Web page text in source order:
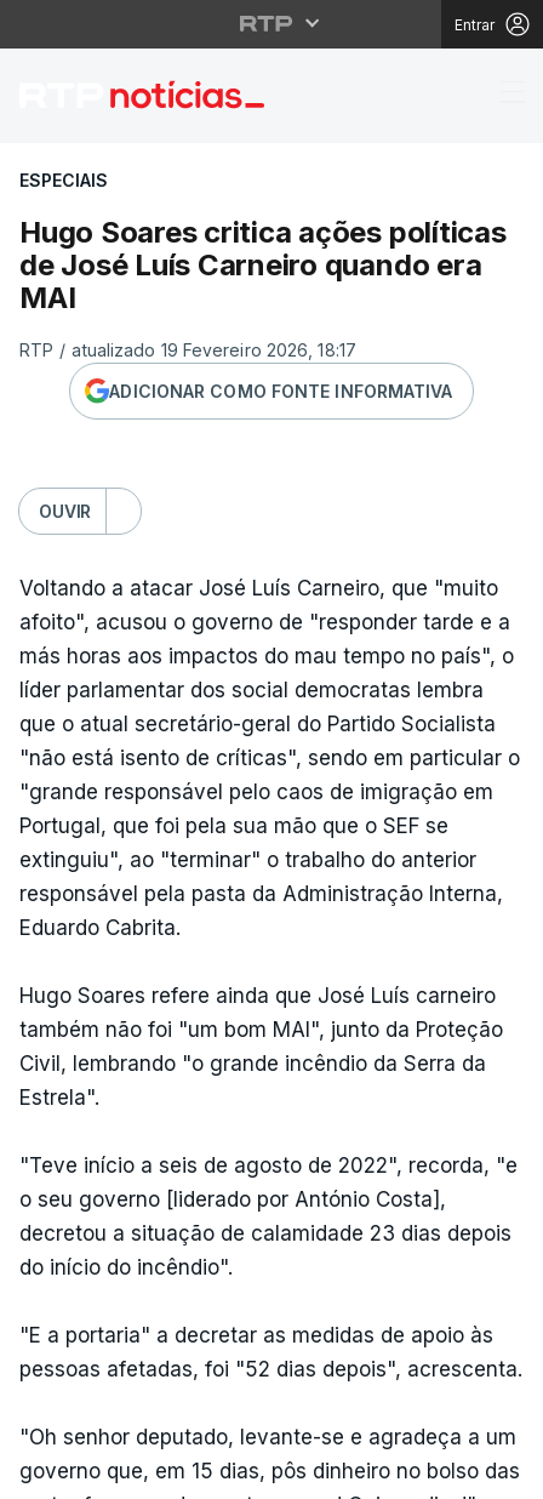
Entrar
Hugo Soares critica
ESPECIAIS
Hugo Soares critica ações políticas
de José Luís Carneiro quando era
MAI
RTP / atualizado 19 Fevereiro 2026, 18:17
ADICIONAR COMO FONTE INFORMATIVA
OUVIR
Voltando a atacar José Luís Carneiro, que "muito
afoito", acusou o governo de "responder tarde e a
más horas aos impactos do mau tempo no país", o
líder parlamentar dos social democratas lembra
que o atual secretário-geral do Partido Socialista
"não está isento de críticas", sendo em particular o
"grande responsável pelo caos de imigração em
Portugal, que foi pela sua mão que o SEF se
extinguiu", ao "terminar" o trabalho do anterior
responsável pela pasta da Administração Interna,
Eduardo Cabrita.
Hugo Soares refere ainda que José Luís carneiro
também não foi "um bom MAI", junto da Proteção
Civil, lembrando "o grande incêndio da Serra da
Estrela".
"Teve início a seis de agosto de 2022", recorda, "e
o seu governo [liderado por António Costa],
decretou a situação de calamidade 23 dias depois
do início do incêndio".
"E a portaria" a decretar as medidas de apoio às
pessoas afetadas, foi "52 dias depois", acrescenta.
"Oh senhor deputado, levante-se e agradeça a um
governo que, em 15 dias, pôs dinheiro no bolso das